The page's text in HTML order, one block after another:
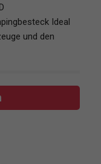
Ideal
und den